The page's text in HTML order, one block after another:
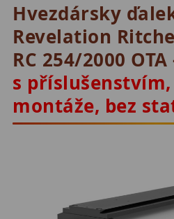
A
Platba
Všetko
O
Nákupe
Vrátenie
Reklamácia
Pre začiatočníkov38
Šošovkové27
Zrkadlové45
Ritchey-Chretien12
Hvezdársky
Revelation
RC 254/2000 OTA
s příslušenstvím,
montáže, bez